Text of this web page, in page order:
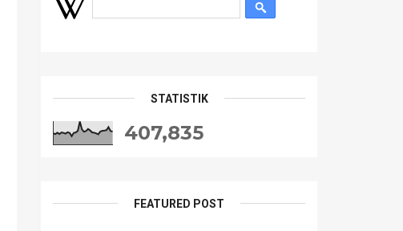
STATISTIK
407,835
FEATURED POST